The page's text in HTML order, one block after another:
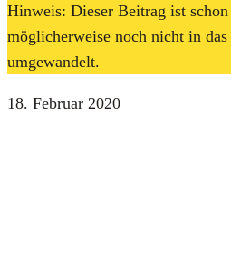
Hinweis: Dieser Beitrag ist
möglicherweise noch nicht in das
umgewandelt.
18. Februar 2020